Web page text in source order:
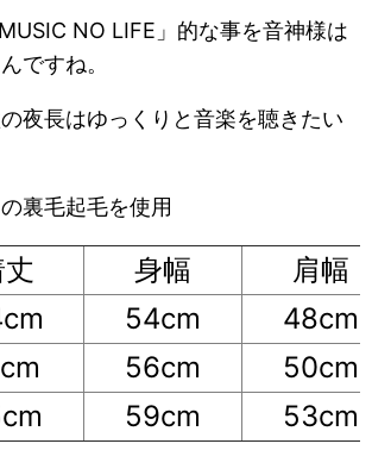
NO LIFE」的な事を音神様は
ですね。
夜長はゆっくりと音楽を聴きたい
裏毛起毛を使用
身幅
肩幅
54cm
48cm
56cm
50cm
59cm 53cm